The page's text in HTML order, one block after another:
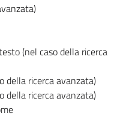
(nel caso della ricerca
della ricerca avanzata)
della ricerca avanzata)